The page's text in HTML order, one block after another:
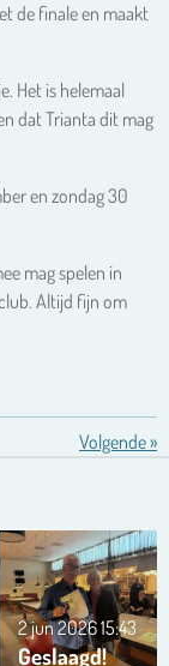
de finale en maakt
Het is helemaal
dat Trianta dit mag
en zondag 30
mag spelen in
Altijd fijn om
Volgende»
Geslaagd!
2 jun 202615:43